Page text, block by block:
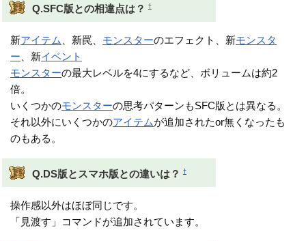
Q.SFC版との相違点は？ †
新アイテム 、新罠、 モンスターのエフェクト、新モンスタ
ー 、新イベント
モンスターの最大レベルを4にするなど、ボリュームは約2
倍。
いくつかのモンスターの思考パターンもSFC版とは異なる。
それ以外にいくつかのアイテムが追加されたor無くなったも
のもある。
Q.DS版とスマホ版との違いは？ †
操作感以外はほぼ同じです。
「見渡す」コマンドが追加されています。